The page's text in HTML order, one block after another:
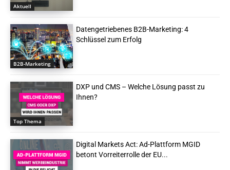
Aktuell
B2B-Marketing
Datengetriebenes B2B-Marketing: 4
Schlüssel zum Erfolg
Top Thema
DXP und CMS – Welche Lösung passt zu
Ihnen?
Digital Markets Act: Ad-Plattform MGID
betont Vorreiterrolle der EU...